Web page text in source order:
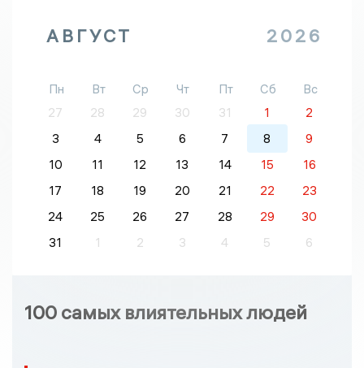
АВГУСТ 2026
Пн Вт Ср Чт Пт Сб
Вс
27
28 29 30 31 1
2
3
4 5 6 7 8
9
10
11 12 13 14 15
16
17
18 19 20 21 22
23
24
25 26 27 28 29
30
31
1 2 3 4 5 6
100 самых влиятельных людей